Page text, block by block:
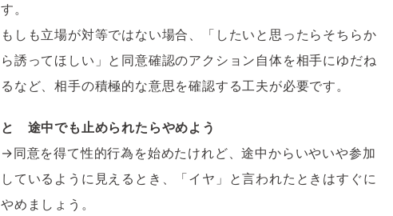
す。
もしも立場が対等ではない場合、「したいと思ったらそちらか
ら誘ってほしい」と同意確認のアクション自体を相手にゆだね
るなど、相手の積極的な意思を確認する工夫が必要です。
と 途中でも止められたらやめよう
→同意を得て性的行為を始めたけれど、途中からいやいや参加
しているように見えるとき、「イヤ」と言われたときはすぐに
やめましょう。